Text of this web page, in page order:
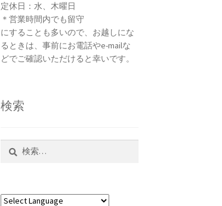
定休日：水、木曜日
＊営業時間内でも留守
にすることも多いので、お越しにな
るときは、事前にお電話やe-mailな
どでご確認いただけると幸いです。
検索